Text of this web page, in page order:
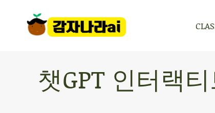
챗GPT 인터랙